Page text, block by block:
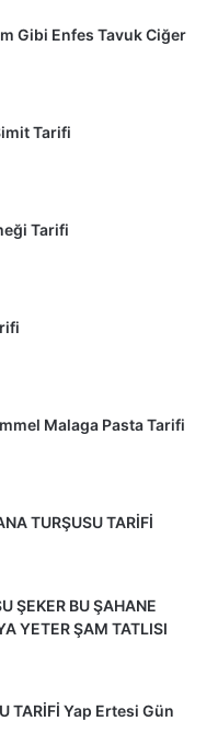
Gibi Enfes Tavuk Ciğer
Tarifi
Tarifi
Malaga Pasta Tarifi
TURŞUSU TARİFİ
ŞEKER BU ŞAHANE
YETER ŞAM TATLISI
TARİFİ Yap Ertesi Gün